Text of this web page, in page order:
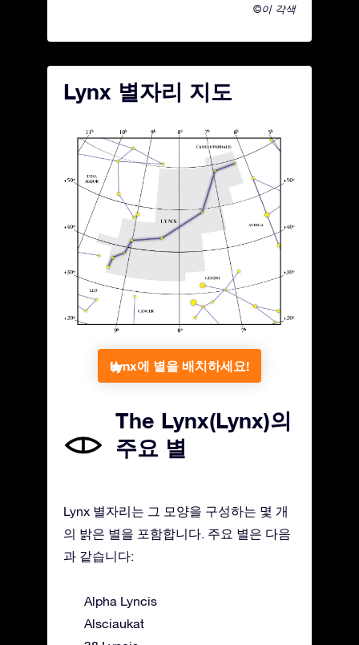
©이 각색
Lynx 별자리 지도
Lynx에 별을 배치하세요!
The Lynx(Lynx)의
주요 별
Lynx 별자리는 그 모양을 구성하는 몇 개
의 밝은 별을 포함합니다. 주요 별은 다음
과 같습니다:
Alpha Lyncis
Alsciaukat